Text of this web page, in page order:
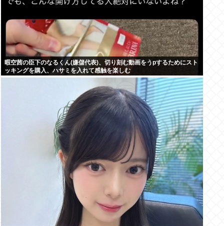
暇空茜の臣下のなるくん(嫌儲代表)、切り刻む動画をうpするためにスト
ッキングを購入、ハサミを入れて感触を楽しむ